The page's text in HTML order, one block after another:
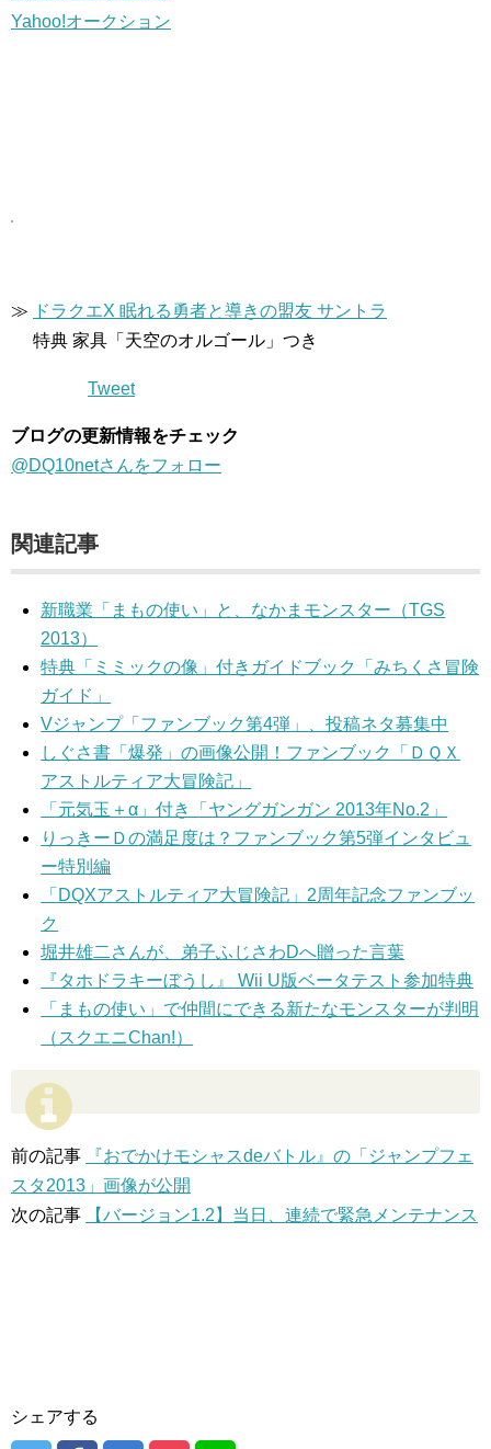
Yahoo!オークション
≫ ドラクエX 眠れる勇者と導きの盟友 サントラ
特典 家具「天空のオルゴール」つき
Tweet
ブログの更新情報をチェック
@DQ10netさんをフォロー
関連記事
新職業「まもの使い」と、なかまモンスター（TGS
2013）
特典「ミミックの像」付きガイドブック「みちくさ冒険
ガイド」
Vジャンプ「ファンブック第4弾」、投稿ネタ募集中
しぐさ書「爆発」の画像公開！ファンブック「ＤＱＸ
アストルティア大冒険記」
「元気玉＋α」付き「ヤングガンガン 2013年No.2」
りっきーＤの満足度は？ファンブック第5弾インタビュ
ー特別編
「DQXアストルティア大冒険記」2周年記念ファンブッ
ク
堀井雄二さんが、弟子ふじさわDへ贈った言葉
『タホドラキーぼうし』 Wii U版ベータテスト参加特典
「まもの使い」で仲間にできる新たなモンスターが判明
（スクエニChan!）
前の記事
『おでかけモシャスdeバトル』の「ジャンプフェ
スタ2013」画像が公開
次の記事
【バージョン1.2】当日、連続で緊急メンテナンス
シェアする